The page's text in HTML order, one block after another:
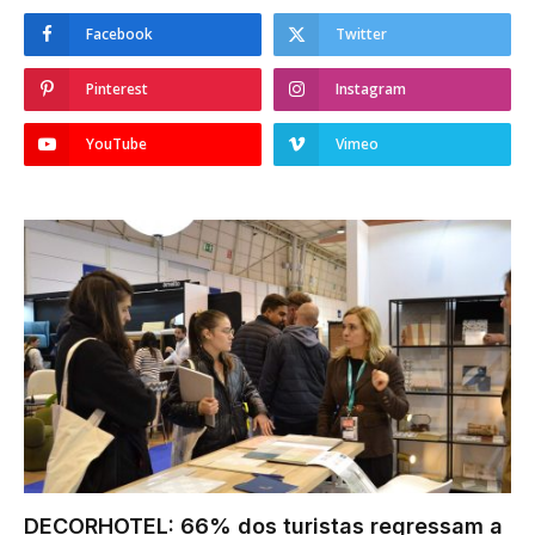
Facebook Twitter
Pinterest Instagram
YouTube Vimeo
DECORHOTEL: 66% dos turistas regressam a